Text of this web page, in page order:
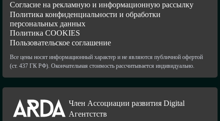
Согласие на рекламную и информационную рассылку
Политика конфиденциальности и обработки
персональных данных
Политика COOKIES
Пользовательское соглашение
Все цены носят информационный характер и не являются публичной офертой
(ст. 437 ГК РФ). Окончательная стоимость рассчитывается индивидуально.
Член Ассоциации развития Digital
Агентстств